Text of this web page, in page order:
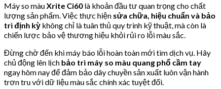
Máy so màuXrite Ci60 là khoản đầu tư quan trọng cho chất
lượng sản phẩm. Việc thực hiện sửa chữa, hiệu chuẩn và bảo
trì định kỳ không chỉ là tuân thủ quy trình kỹ thuật, mà còn là
chiến lược bảo vệ thương hiệu khỏi rủi ro lỗi màu sắc.
Đừng chờ đến khi máy báo lỗi hoàn toàn mới tìm dịch vụ. Hãy
chủ động lên lịch bảo trì máy so màu quang phổ cầm tay
ngay hôm nay để đảm bảo dây chuyền sản xuất luôn vận hành
trơn tru với dữ liệu màu sắc chính xác tuyệt đối.